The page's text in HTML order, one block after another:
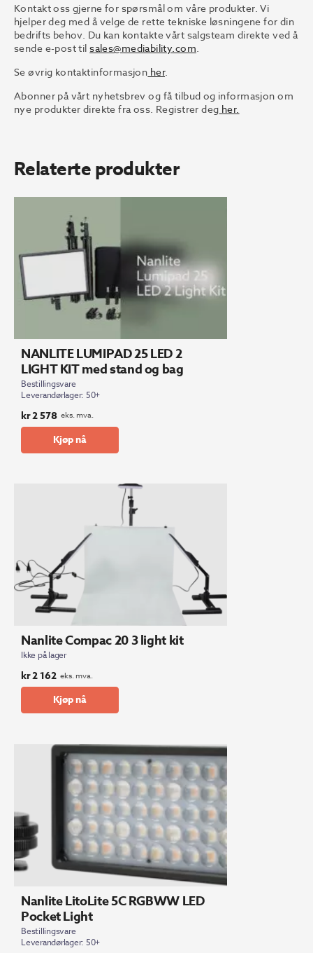
Kontakt oss gjerne for spørsmål om våre produkter. Vi
hjelper deg med å velge de rette tekniske løsningene for din
bedrifts behov. Du kan kontakte vårt salgsteam direkte ved å
sende e-post tilsales@mediability.com.
Se øvrig kontaktinformasjon her.
Abonner på vårt nyhetsbrev og få tilbud og informasjon om
nye produkter direkte fra oss. Registrer deg her.
Relaterte produkter
NANLITE LUMIPAD 25 LED 2
LIGHT KIT med stand og bag
Bestillingsvare
Leverandørlager: 50+
kr2 578 eks. mva.
Kjøp nå
Nanlite Compac 20 3 light kit
Ikke på lager
kr2 162 eks. mva.
Kjøp nå
Nanlite LitoLite 5C RGBWW LED
Pocket Light
Bestillingsvare
Leverandørlager: 50+